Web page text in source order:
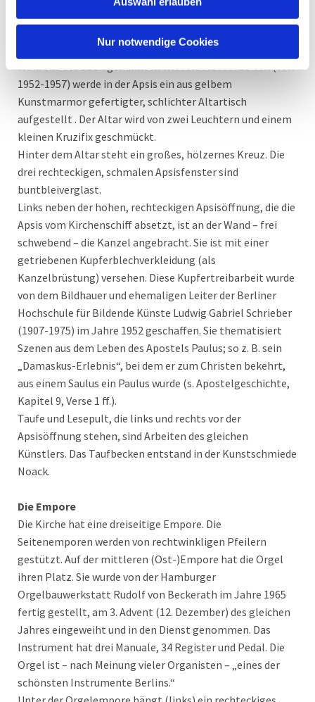
Nur notwendige Cookies
Während der oben genannten Wiederaufbauarbeiten (von
1952-1957) werde in der Apsis ein aus gelbem
Kunstmarmor gefertigter, schlichter Altartisch
aufgestellt . Der Altar wird von zwei Leuchtern und einem
kleinen Kruzifix geschmückt.
Hinter dem Altar steht ein großes, hölzernes Kreuz. Die
drei rechteckigen, schmalen Apsisfenster sind
buntbleiverglast.
Links neben der hohen, rechteckigen Apsisöffnung, die die
Apsis vom Kirchenschiff absetzt, ist an der Wand – frei
schwebend – die Kanzel angebracht. Sie ist mit einer
getriebenen Kupferblechverkleidung (als
Kanzelbrüstung) versehen. Diese Kupfertreibarbeit wurde
von dem Bildhauer und ehemaligen Leiter der Berliner
Hochschule für Bildende Künste Ludwig Gabriel Schrieber
(1907-1975) im Jahre 1952 geschaffen. Sie thematisiert
Szenen aus dem Leben des Apostels Paulus; so z. B. sein
„Damaskus-Erlebnis“, bei dem er zum Christen bekehrt,
aus einem Saulus ein Paulus wurde (s. Apostelgeschichte,
Kapitel 9, Verse 1 ff.).
Taufe und Lesepult, die links und rechts vor der
Apsisöffnung stehen, sind Arbeiten des gleichen
Künstlers. Das Taufbecken entstand in der Kunstschmiede
Noack.
Die Empore
Die Kirche hat eine dreiseitige Empore. Die
Seitenemporen werden von rechtwinkligen Pfeilern
gestützt. Auf der mittleren (Ost-)Empore hat die Orgel
ihren Platz. Sie wurde von der Hamburger
Orgelbauwerkstatt Rudolf von Beckerath im Jahre 1965
fertig gestellt, am 3. Advent (12. Dezember) des gleichen
Jahres eingeweiht und in den Dienst genommen. Das
Instrument hat drei Manuale, 34 Register und Pedal. Die
Orgel ist – nach Meinung vieler Organisten – „eines der
schönsten Instrumente Berlins.“